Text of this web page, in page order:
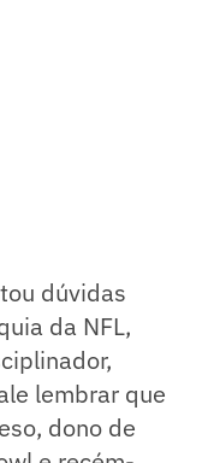
dúvidas
da NFL,
lembrar que
dono de